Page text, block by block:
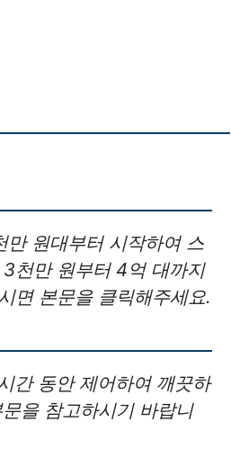
원대부터 시작하여 스
천만 원부터 4억 대까지
면 본문을 클릭해주세요.
간 동안 제어하여 깨끗하
을 참고하시기 바랍니